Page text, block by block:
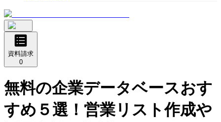
資料請求
0
無料の企業データベースおす
すめ５選！営業リスト作成や